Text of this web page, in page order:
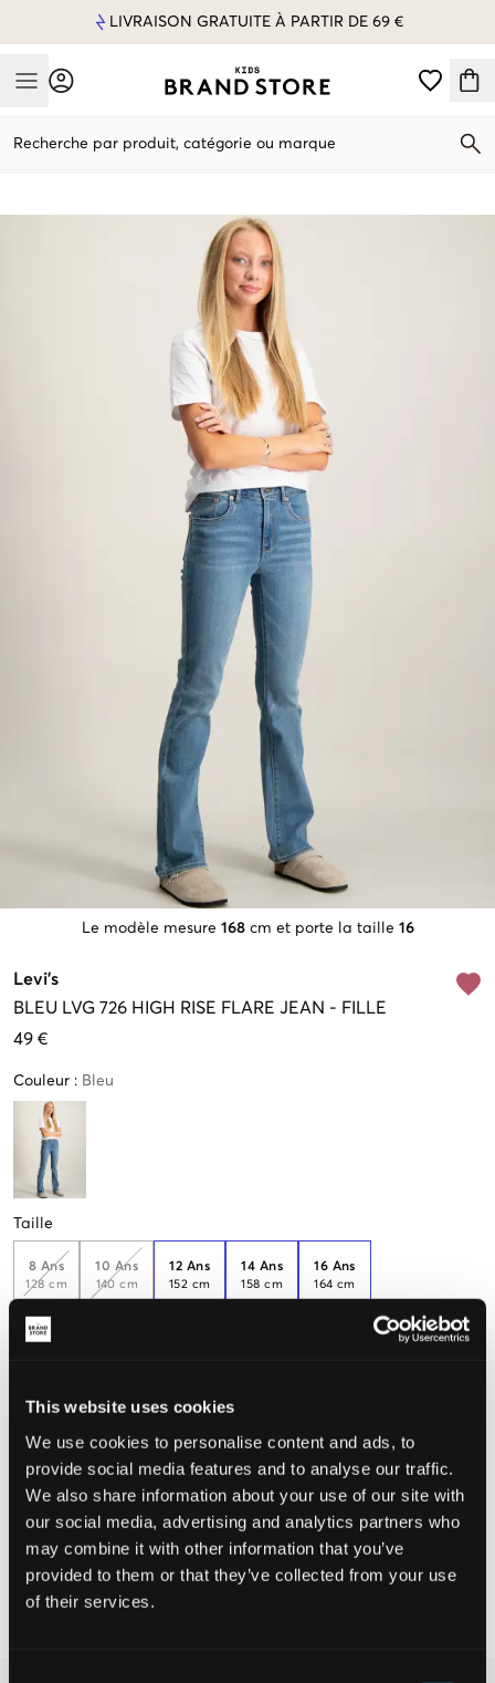
This website uses cookies
We use cookies to personalise content and ads, to
provide social media features and to analyse our traffic.
We also share information about your use of our site with
our social media, advertising and analytics partners who
may combine it with other information that you’ve
provided to them or that they’ve collected from your use
of their services.
LIVRAISON GRATUITE À PARTIR DE 69 €
Mobile Menu
Recherche par produit, catégorie ou marque
Le modèle mesure 168 cm et porte la taille 16
Levi's
BLEU LVG 726 HIGH RISE FLARE JEAN - FILLE
49 €
Couleur : Bleu
Taille
8 Ans
128 cm
10 Ans
140 cm
12 Ans
152 cm
14 Ans
158 cm
16 Ans
164 cm
Petit Parfait
CHOISIR LA TAILLE
Livraison gratuite à partir de 69 €
Garantie de remboursement pendant 60 jours